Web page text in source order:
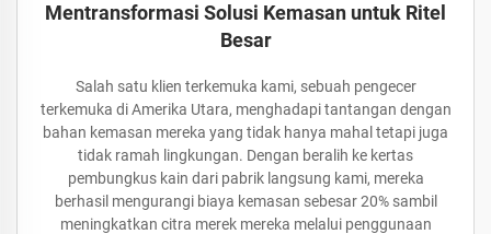
Mentransformasi Solusi Kemasan untuk Ritel
Besar
Salah satu klien terkemuka kami, sebuah pengecer
terkemuka di Amerika Utara, menghadapi tantangan dengan
bahan kemasan mereka yang tidak hanya mahal tetapi juga
tidak ramah lingkungan. Dengan beralih ke kertas
pembungkus kain dari pabrik langsung kami, mereka
berhasil mengurangi biaya kemasan sebesar 20% sambil
meningkatkan citra merek mereka melalui penggunaan